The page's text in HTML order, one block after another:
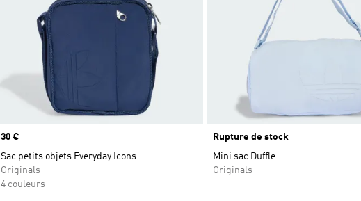
Prix
30 €
Sac petits objets Everyday Icons
Originals
4 couleurs
Rupture de stock
Mini sac Duffle
Originals